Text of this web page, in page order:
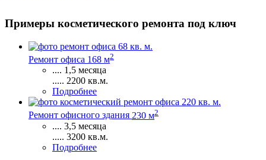
Примеры косметического ремонта под ключ
Ремонт офиса 168 м2
.... 1,5 месяца
..... 2200 кв.м.
Подробнее
Ремонт офисного здания 230 м2
.... 3,5 месяца
..... 3200 кв.м.
Подробнее